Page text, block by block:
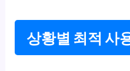
상황별 최적 사